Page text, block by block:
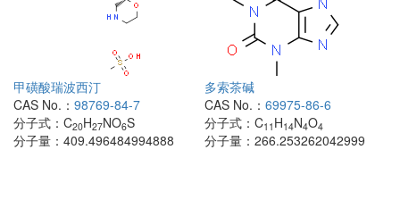
甲磺酸瑞波西汀
CAS No.： 98769-84-7
分子式： C20H27NO6S
分子量： 409.496484994888
多索茶碱
CAS No.： 69975-86-6
分子式： C11 H14N4O4
分子量： 266.253262042999